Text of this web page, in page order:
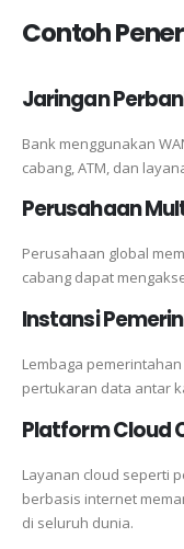
Contoh
Jaringan
Bank menggunakan
cabang, ATM, dan
Perusahaan
Perusahaan global
cabang dapat
Instansi
Lembaga
pertukaran data antar
Platform Cloud
Layanan cloud seperti
berbasis internet
di seluruh dunia.